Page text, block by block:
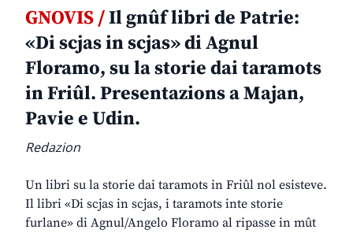
GNOVIS /Il gnûf libri de Patrie:
«Di scjas in scjas» di Agnul
Floramo, su la storie dai taramots
in Friûl. Presentazions a Majan,
Pavie e Udin.
Redazion
Un libri su la storie dai taramots in Friûl nol esisteve.
Il libri «Di scjas in scjas, i taramots inte storie
furlane» di Agnul/Angelo Floramo al ripasse in mût